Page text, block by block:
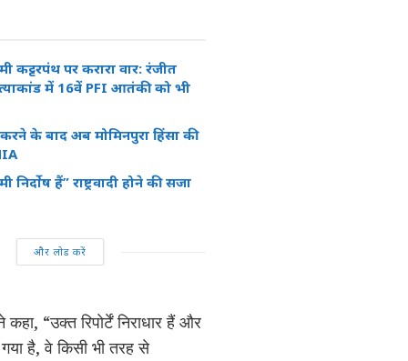
कट्टरपंथ पर करारा वार: रंजीत
में 16वें PFI आतंकी को भी
के बाद अब मोमिनपुरा हिंसा की
निर्दोष हैं” राष्ट्रवादी होने की सजा
और लोड करें
“उक्त रिपोर्टें निराधार हैं और
है, वे किसी भी तरह से